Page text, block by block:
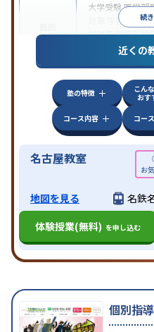
続
大学受験医学部
学習習慣の
試対策学校別特
テスト対策英検(
特徴
中高一貫校生に
可能発達障害の
近くの
塾の特徴
こん
おす
コース内容
コー
名古屋教室
地図を見る
名鉄
体験授業(無料) を申し込む
個別指